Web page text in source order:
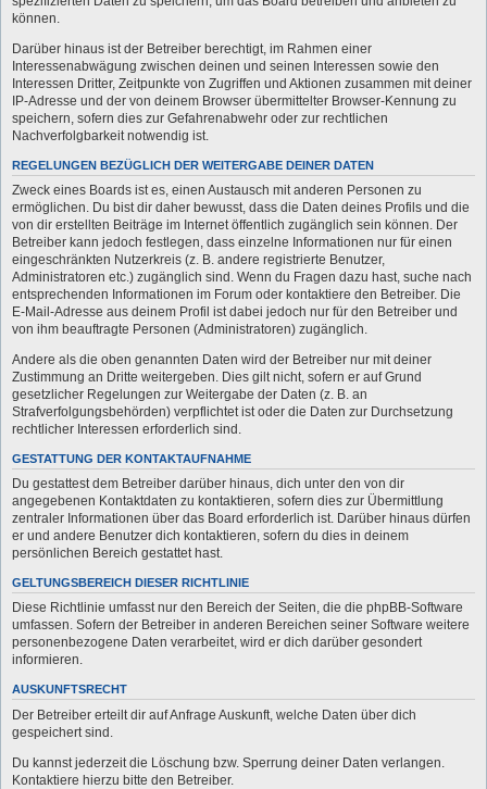
können.
Darüber hinaus ist der Betreiber berechtigt, im Rahmen einer
Interessenabwägung zwischen deinen und seinen Interessen sowie den
Interessen Dritter, Zeitpunkte von Zugriffen und Aktionen zusammen mit deiner
IP-Adresse und der von deinem Browser übermittelter Browser-Kennung zu
speichern, sofern dies zur Gefahrenabwehr oder zur rechtlichen
Nachverfolgbarkeit notwendig ist.
REGELUNGEN BEZÜGLICH DER WEITERGABE DEINER DATEN
Zweck eines Boards ist es, einen Austausch mit anderen Personen zu
ermöglichen. Du bist dir daher bewusst, dass die Daten deines Profils und die
von dir erstellten Beiträge im Internet öffentlich zugänglich sein können. Der
Betreiber kann jedoch festlegen, dass einzelne Informationen nur für einen
eingeschränkten Nutzerkreis (z. B. andere registrierte Benutzer,
Administratoren etc.) zugänglich sind. Wenn du Fragen dazu hast, suche nach
entsprechenden Informationen im Forum oder kontaktiere den Betreiber. Die
E-Mail-Adresse aus deinem Profil ist dabei jedoch nur für den Betreiber und
von ihm beauftragte Personen (Administratoren) zugänglich.
Andere als die oben genannten Daten wird der Betreiber nur mit deiner
Zustimmung an Dritte weitergeben. Dies gilt nicht, sofern er auf Grund
gesetzlicher Regelungen zur Weitergabe der Daten (z. B. an
Strafverfolgungsbehörden) verpflichtet ist oder die Daten zur Durchsetzung
rechtlicher Interessen erforderlich sind.
GESTATTUNG DER KONTAKTAUFNAHME
Du gestattest dem Betreiber darüber hinaus, dich unter den von dir
angegebenen Kontaktdaten zu kontaktieren, sofern dies zur Übermittlung
zentraler Informationen über das Board erforderlich ist. Darüber hinaus dürfen
er und andere Benutzer dich kontaktieren, sofern du dies in deinem
persönlichen Bereich gestattet hast.
GELTUNGSBEREICH DIESER RICHTLINIE
Diese Richtlinie umfasst nur den Bereich der Seiten, die die phpBB-Software
umfassen. Sofern der Betreiber in anderen Bereichen seiner Software weitere
personenbezogene Daten verarbeitet, wird er dich darüber gesondert
informieren.
AUSKUNFTSRECHT
Der Betreiber erteilt dir auf Anfrage Auskunft, welche Daten über dich
gespeichert sind.
Du kannst jederzeit die Löschung bzw. Sperrung deiner Daten verlangen.
Kontaktiere hierzu bitte den Betreiber.